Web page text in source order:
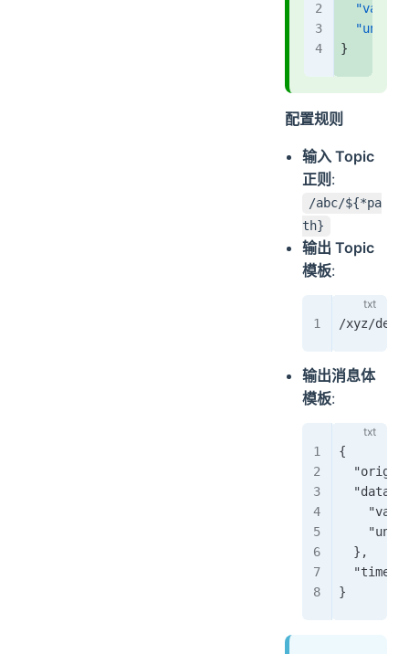
  "value"
  "unit"
}
配置规则
输入 Topic
正则 :
/abc/${*pa
th}
输出 Topic
模板:
/xyz/
输出消息体
模板:
{
"data":
  },
}